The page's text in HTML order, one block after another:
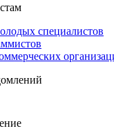
специалистов